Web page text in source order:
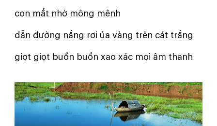
con mắt nhớ mông mênh
dẫn đường nắng rơi úa vàng trên cát trắng
giọt giọt buồn buồn xao xác mọi âm thanh